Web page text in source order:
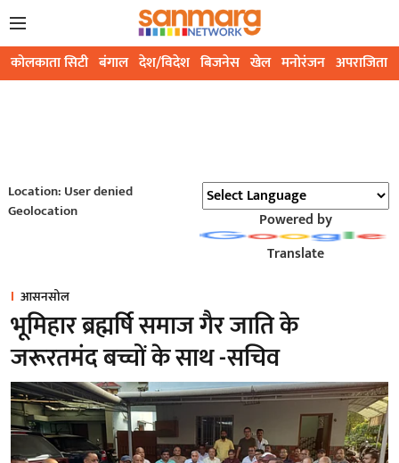
कोलकाता सिटी बंगाल देश/विदेश बिजनेस खेल मनोरंजन अपराजिता
Location: User denied
Geolocation
Powered by
Translate
आसनसोल
भूमिहार ब्रह्मर्षि समाज गैर जाति के
जरूरतमंद बच्चों के साथ -सचिव